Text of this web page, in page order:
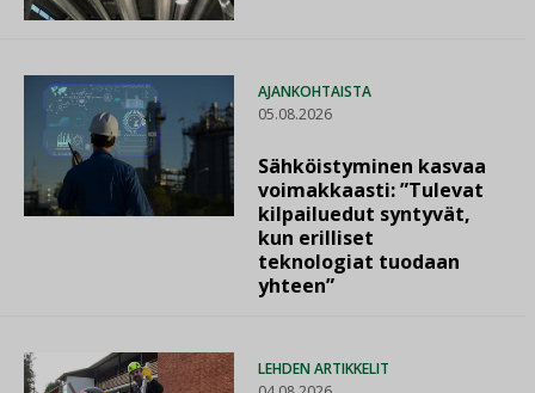
AJANKOHTAISTA
05.08.2026
Sähköistyminen kasvaa
voimakkaasti: ”Tulevat
kilpailuedut syntyvät,
kun erilliset
teknologiat tuodaan
yhteen”
LEHDEN ARTIKKELIT